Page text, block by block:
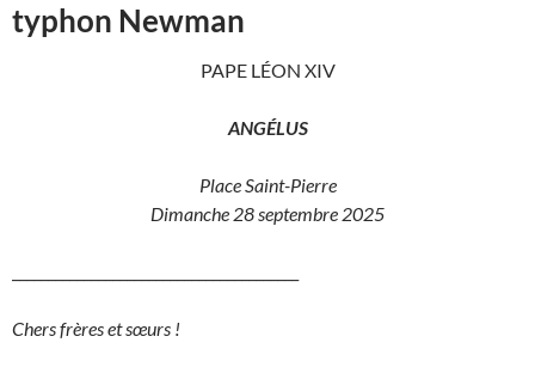
typhon Newman
PAPE LÉON XIV
ANGÉLUS
Place Saint-Pierre
Dimanche 28 septembre 2025
Chers frères et sœurs !